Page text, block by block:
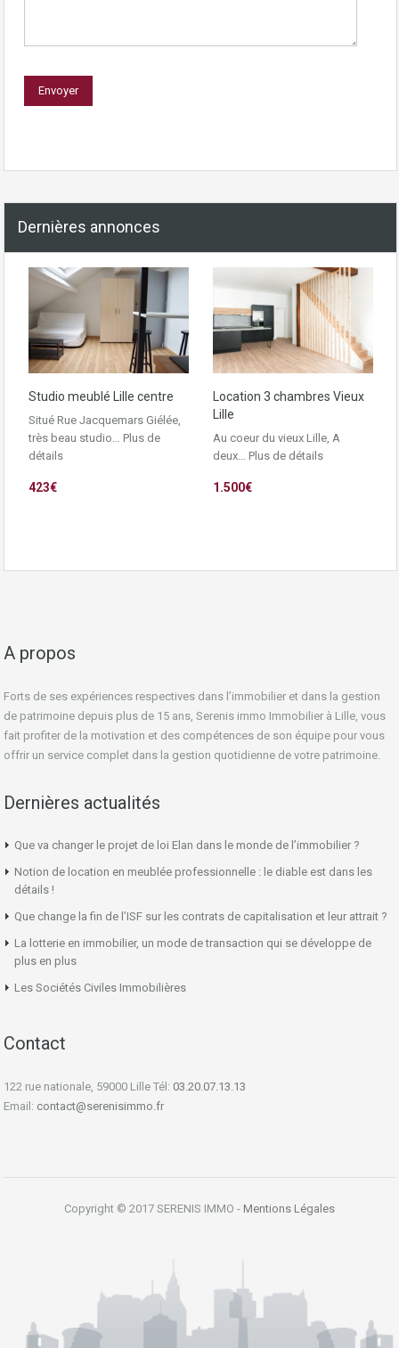
Dernières annonces
Studio meublé Lille centre
Situé Rue Jacquemars Giélée,
très beau studio… Plus de
détails
423€
Location 3 chambres Vieux
Lille
Au coeur du vieux Lille, A
deux… Plus de détails
1.500€
A propos
Forts de ses expériences respectives dans l’immobilier et dans la gestion
de patrimoine depuis plus de 15 ans, Serenis immo Immobilier à Lille, vous
fait profiter de la motivation et des compétences de son équipe pour vous
offrir un service complet dans la gestion quotidienne de votre patrimoine.
Dernières actualités
Que va changer le projet de loi Elan dans le monde de l’immobilier ?
Notion de location en meublée professionnelle : le diable est dans les
détails !
Que change la fin de l’ISF sur les contrats de capitalisation et leur attrait ?
La lotterie en immobilier, un mode de transaction qui se développe de
plus en plus
Les Sociétés Civiles Immobilières
Contact
122 rue nationale, 59000 Lille Tél: 03.20.07.13.13
Email: contact@serenisimmo.fr
Copyright © 2017 SERENIS IMMO - Mentions Légales